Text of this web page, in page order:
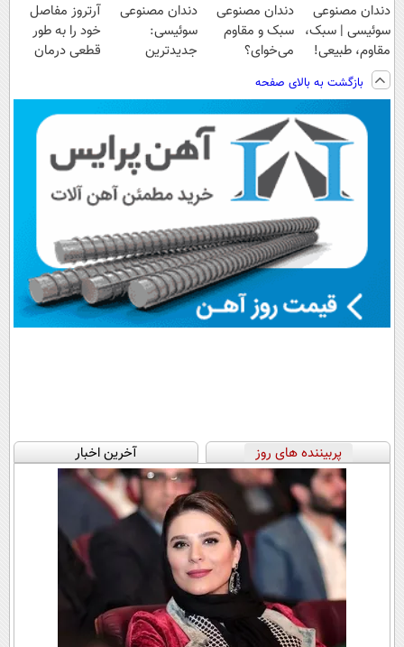
دندان مصنوعی
سوئیسی | سبک،
مقاوم، طبیعی!
ویزیت
رایگان+پرداخت
اقساطی😍
دندان مصنوعی
سبک و مقاوم
می‌خوای؟
هم داریم!😍 |
📍تهران
دندان مصنوعی
سوئیسی:
جدیدترین
پرداخت قسطی
آرتروز مفاصل
خود را به طور
قطعی درمان
بازگشت به بالای صفحه
پربیننده های روز آخرین اخبار